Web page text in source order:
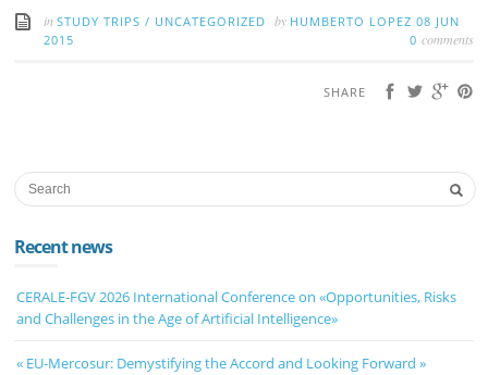
inSTUDY TRIPS / UNCATEGORIZED by HUMBERTO LOPEZ08 JUN
2015
0 comments
SHARE
Recent news
CERALE-FGV 2026 International Conference on «Opportunities, Risks
and Challenges in the Age of Artificial Intelligence»
« EU-Mercosur: Demystifying the Accord and Looking Forward »